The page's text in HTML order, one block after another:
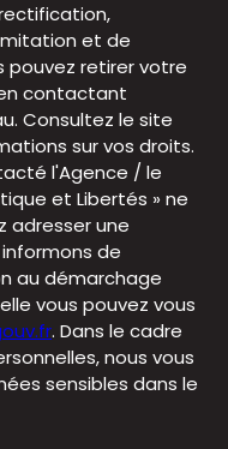
et de
pouvez retirer votre
contactant
Consultez le site
sur vos droits.
l'Agence / le
et Libertés » ne
adresser une
informons de
au démarchage
vous pouvez vous
. Dans le cadre
nous vous
sensibles dans le